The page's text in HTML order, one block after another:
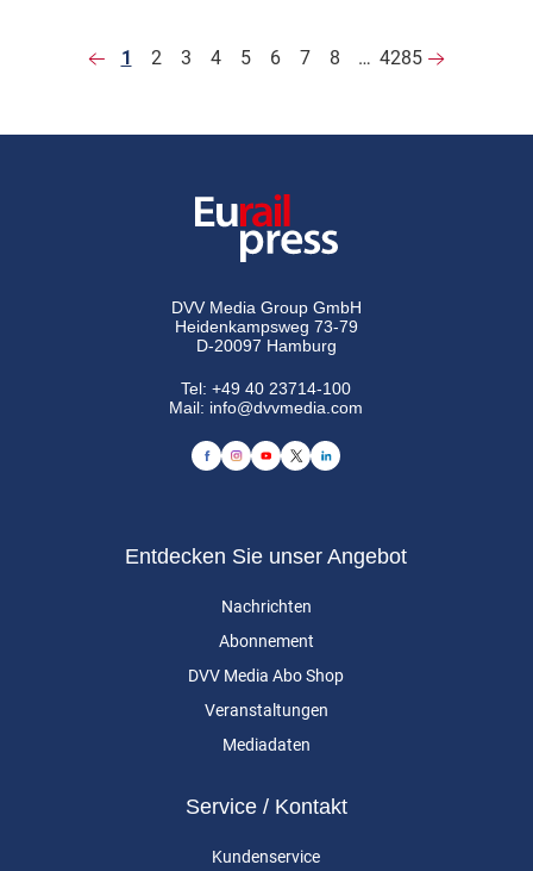
1 2 3 4 5 6 7 8 … 4285
DVV Media Group GmbH
Heidenkampsweg 73-79
D-20097 Hamburg
Tel:+49 40 23714-100
Mail: info@dvvmedia.com
Entdecken Sie unser Angebot
Nachrichten
Abonnement
DVV Media Abo Shop
Veranstaltungen
Mediadaten
Service / Kontakt
Kundenservice